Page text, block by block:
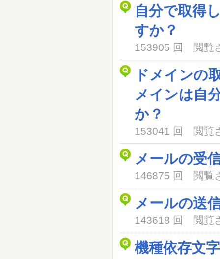
自分で取得
すか？
153905 回 閲覧
ドメインの
メインは自
か？
153041 回 閲覧
メールの受
146875 回 閲覧
メールの送
143618 回 閲覧
機種依存文